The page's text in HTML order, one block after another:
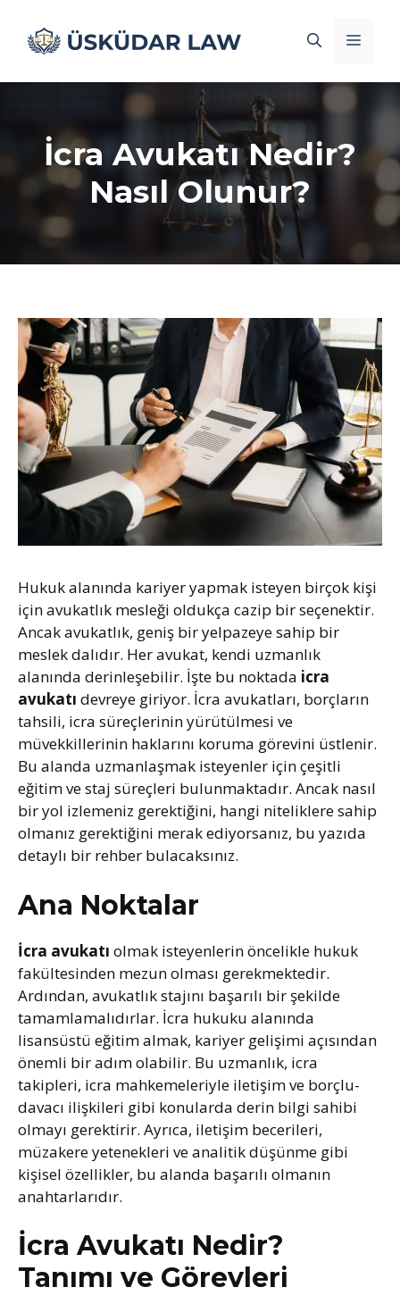
İcra Avukatı Nedir?
Nasıl Olunur?
Hukuk alanında kariyer yapmak isteyen birçok kişi
için avukatlık mesleği oldukça cazip bir seçenektir.
Ancak avukatlık, geniş bir yelpazeye sahip bir
meslek dalıdır. Her avukat, kendi uzmanlık
alanında derinleşebilir. İşte bu noktada icra
avukatı devreye giriyor. İcra avukatları, borçların
tahsili, icra süreçlerinin yürütülmesi ve
müvekkillerinin haklarını koruma görevini üstlenir.
Bu alanda uzmanlaşmak isteyenler için çeşitli
eğitim ve staj süreçleri bulunmaktadır. Ancak nasıl
bir yol izlemeniz gerektiğini, hangi niteliklere sahip
olmanız gerektiğini merak ediyorsanız, bu yazıda
detaylı bir rehber bulacaksınız.
Ana Noktalar
İcra avukatı olmak isteyenlerin öncelikle hukuk
fakültesinden mezun olması gerekmektedir.
Ardından, avukatlık stajını başarılı bir şekilde
tamamlamalıdırlar. İcra hukuku alanında
lisansüstü eğitim almak, kariyer gelişimi açısından
önemli bir adım olabilir. Bu uzmanlık, icra
takipleri, icra mahkemeleriyle iletişim ve borçlu-
davacı ilişkileri gibi konularda derin bilgi sahibi
olmayı gerektirir. Ayrıca, iletişim becerileri,
müzakere yetenekleri ve analitik düşünme gibi
kişisel özellikler, bu alanda başarılı olmanın
anahtarlarıdır.
İcra Avukatı Nedir?
Tanımı ve Görevleri